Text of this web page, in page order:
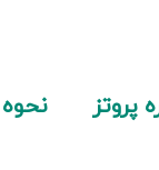
پروتز